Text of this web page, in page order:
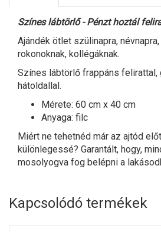
Színes lábtörlő-Pénzt hoztál
Ajándék ötlet szülinapra,
rokonoknak, kollégáknak.
Színes lábtörlő frappáns felirattal,
hátoldallal.
Mérete: 60 cm x 40 cm
Anyaga: filc
Miért ne tehetnéd már az ajtód
különlegessé? Garantált, hogy,
mosolyogva fog belépni a
Kapcsolódó termékek